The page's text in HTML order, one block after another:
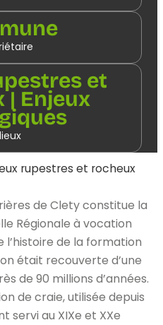
et
| Enjeux
rupestres et rocheux
de Clety constitue la
Régionale à vocation
l’histoire de la formation
était recouverte d’une
de 90 millions d’années.
de craie, utilisée depuis
servi au XIXe et XXe